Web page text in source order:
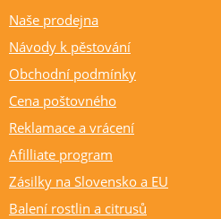
Naše prodejna
Návody k pěstování
Obchodní podmínky
Cena poštovného
Reklamace a vrácení
Afilliate program
Zásilky na Slovensko a EU
Balení rostlin a citrusů